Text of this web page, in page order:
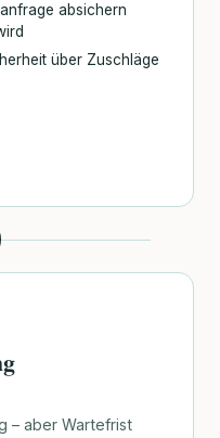
absichern
über Zuschläge
– aber Wartefrist